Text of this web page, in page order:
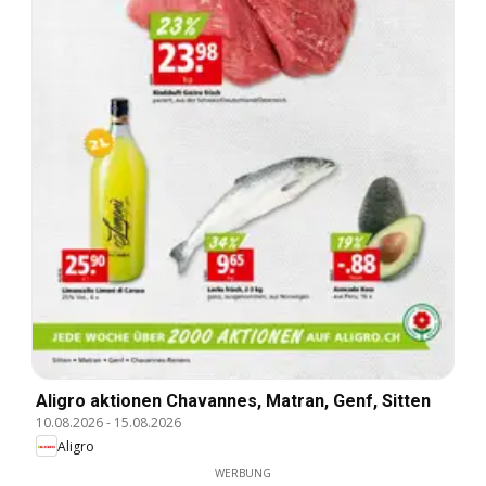
Aligro aktionen Chavannes, Matran, Genf, Sitten
10.08.2026- 15.08.2026
Aligro
WERBUNG